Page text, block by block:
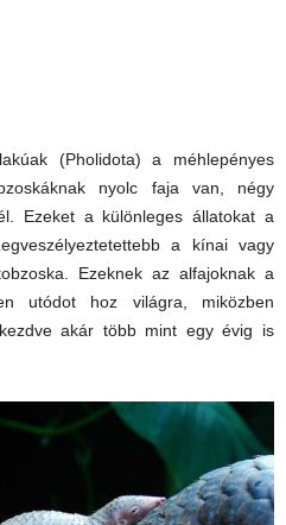
(Pholidota) a méhlepényes
nyolc faja van, négy
Ezeket a különleges állatokat a
a kínai vagy
Ezeknek az alfajoknak a
utódot hoz világra, miközben
akár több mint egy évig is